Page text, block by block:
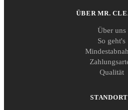
ÜBER MR.
Über uns
So geht's
Qualität